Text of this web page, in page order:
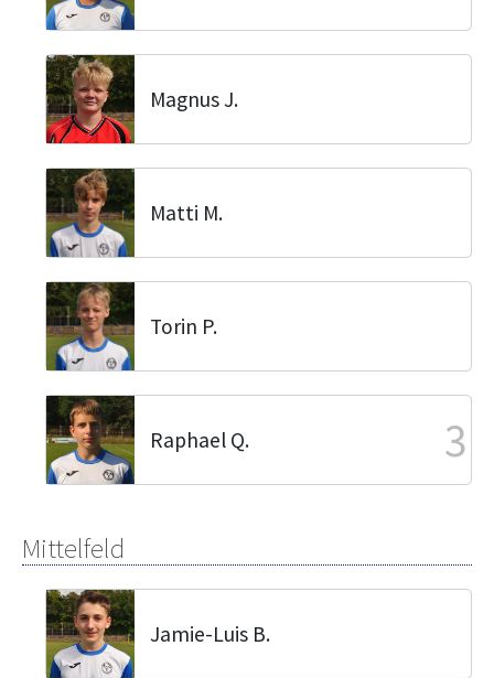
Magnus J.
Matti M.
Torin P.
Raphael Q. 3
Mittelfeld
Jamie-Luis B.